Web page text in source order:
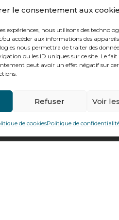
le consentement aux
expériences, nous utilisons des
ou accéder aux informations des
nous permettra de traiter des
ou les ID uniques sur ce site. Le fait
peut avoir un effet négatif sur
Refuser Voir
de cookiesPolitique de